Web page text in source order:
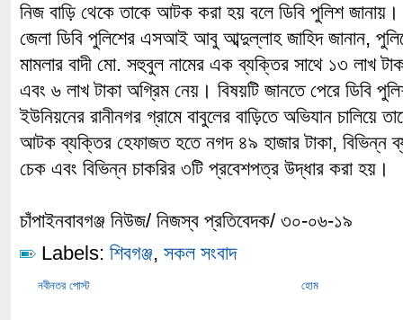
নিজ বাড়ি থেকে তাকে আটক করা হয় বলে ডিবি পুলিশ জানায়।
জেলা ডিবি পুলিশের এসআই আবু আব্দুল্লাহ জাহিদ জানান,
মামলার বাদী মো. সহুবুল নামের এক ব্যক্তির সাথে ১৩ লাখ
এবং ৬ লাখ টাকা অগ্রিম নেয়। বিষয়টি জানতে পেরে ডিবি
ইউনিয়নের রানীনগর গ্রামে বাবুলের বাড়িতে অভিযান
আটক ব্যক্তির হেফাজত হতে নগদ ৪৯ হাজার টাকা, বিভিন্ন
চেক এবং বিভিন্ন চাকরির ৩টি প্রবেশপত্র উদ্ধার করা হয়।
চাঁপাইনবাবগঞ্জ নিউজ/ নিজস্ব প্রতিবেদক/ ৩০-০৬-১৯
Labels: শিবগঞ্জ, সকল সংবাদ
নবীনতর পোস্ট হোম